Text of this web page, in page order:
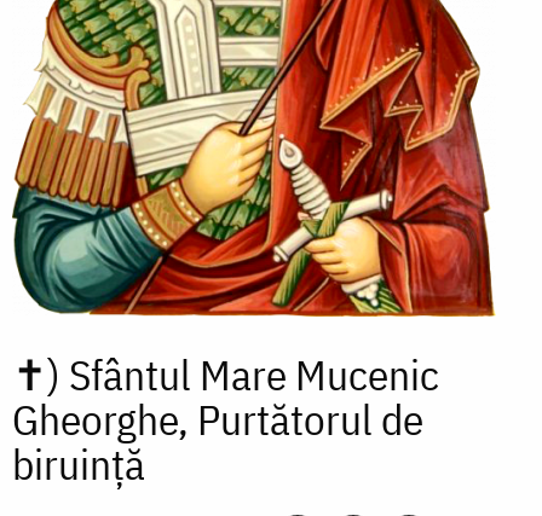
✝) Sfântul Mare Mucenic
Gheorghe, Purtătorul de
biruință